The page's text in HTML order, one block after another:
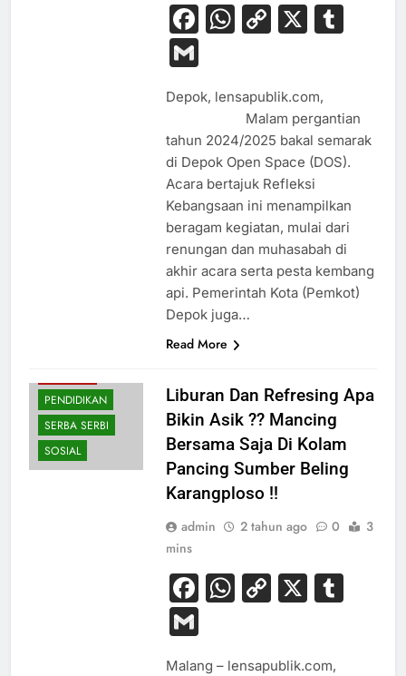
Facebook
WhatsApp
Copy
X
Gmail
Depok, lensapublik.com,
Malam pergantian
tahun 2024/2025 bakal semarak
di Depok Open Space (DOS).
Acara bertajuk Refleksi
Kebangsaan ini menampilkan
beragam kegiatan, mulai dari
renungan dan muhasabah di
akhir acara serta pesta kembang
api. Pemerintah Kota (Pemkot)
Depok juga…
Read More
PENDIDIKAN
SERBA SERBI
SOSIAL
Liburan Dan Refresing Apa
Bikin Asik ?? Mancing
Bersama Saja Di Kolam
Pancing Sumber Beling
Karangploso !!
admin 2 tahun ago 0
3
mins
Facebook
WhatsApp
Copy
X
Gmail
Malang – lensapublik.com,